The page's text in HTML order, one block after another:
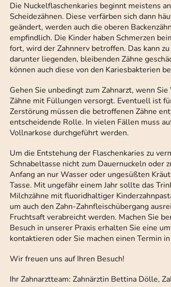
Die Nuckelflaschenkaries beginnt meistens
Scheidezähnen. Diese verfärben sich dann
geändert, werden auch die oberen
empfindlich. Die Kinder haben Schmerzen
fort, wird der Zahnnerv betroffen. Das kann
darunter liegenden, bleibenden Zähne
können auch diese von den Kariesbakterien
Gehen Sie unbedingt zum Zahnarzt, wenn
Zähne mit Füllungen versorgt. Eventuell ist
Zerstörung müssen die betroffenen Zähne
entscheidende Rolle. In vielen Fällen muss
Vollnarkose durchgeführt werden.
Um die Entstehung der Flaschenkaries zu
Schnabeltasse nicht zum Dauernuckeln
Anfang an nur Wasser oder ungesüßten
Tasse. Mit ungefähr einem Jahr sollte das
Milchzähne mit fluoridhaltiger
um auch den Zahn-Zahnfleischübergang
Fruchtsaft verabreicht werden. Machen Sie
Besuch in unserer Praxis erhalten Sie eine
kontaktieren oder Sie machen einen Termin
Wir freuen uns auf Ihren Besuch!
Ihr Zahnarztteam: Zahnärztin Bettina Dölle,